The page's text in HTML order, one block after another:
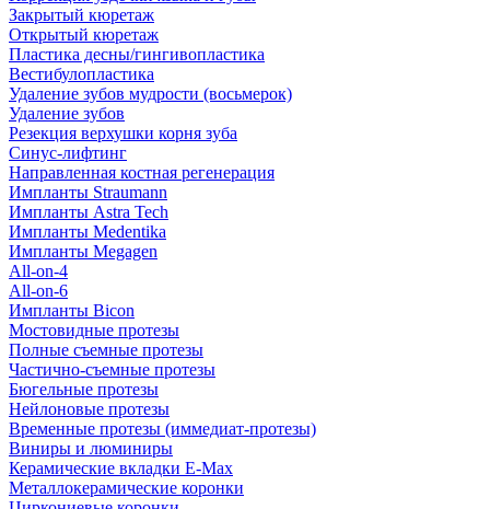
Закрытый кюретаж
Открытый кюретаж
Пластика десны/гингивопластика
Вестибулопластика
Удаление зубов мудрости (восьмерок)
Удаление зубов
Резекция верхушки корня зуба
Синус-лифтинг
Направленная костная регенерация
Импланты Straumann
Импланты Astra Tech
Импланты Medentika
Импланты Megagen
All-on-4
All-on-6
Импланты Bicon
Мостовидные протезы
Полные съемные протезы
Частично-съемные протезы
Бюгельные протезы
Нейлоновые протезы
Временные протезы (иммедиат-протезы)
Виниры и люминиры
Керамические вкладки E-Max
Металлокерамические коронки